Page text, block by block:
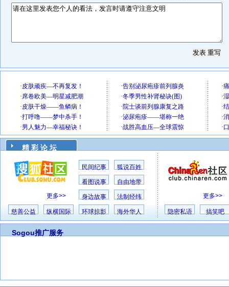
精 彩 论 坛
更多>>
民间纪事 狐说百姓
看图说事 自由地带
身边故事 法制经纬
慈善公益 纵横国际 环球掠影 海外华人
更多>>
隐密私语 搞笑吧
Sogou推广服务